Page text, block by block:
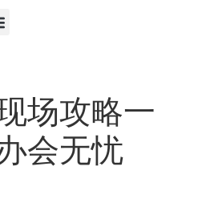
场攻略一
会无忧